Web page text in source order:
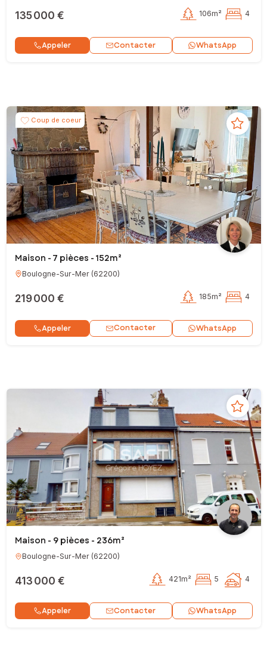
135 000 € 106m² 4
Appeler Contacter WhatsApp
Coup de coeur
Maison - 7 pièces - 152m²
Boulogne-Sur-Mer(62200)
219 000 € 185m² 4
Appeler Contacter WhatsApp
Maison - 9 pièces - 236m²
Boulogne-Sur-Mer(62200)
413 000 € 421m² 5 4
Appeler Contacter WhatsApp